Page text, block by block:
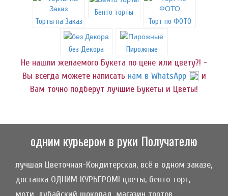
Торты на Заказ
Бенто торты
Торт по ФОТО
без Декора Пирожные
Не нашли желаемого Букета по цене или цвету?! -
Вы всегда можете написать нам в WhatsApp
и
Вам точно подберут лучшие Букеты и Цветы!
одним курьером в руки Получателю
лучшая Цветочная-Кондитерская, всё в одном заказе,
доставка ОДНИМ КУРЬЕРОМ! цветы, бенто торт,